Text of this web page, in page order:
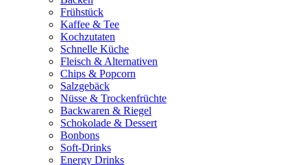
Frühstück
Kaffee & Tee
Kochzutaten
Schnelle Küche
Fleisch & Alternativen
Chips & Popcorn
Salzgebäck
Nüsse & Trockenfrüchte
Backwaren & Riegel
Schokolade & Dessert
Bonbons
Soft-Drinks
Energy Drinks